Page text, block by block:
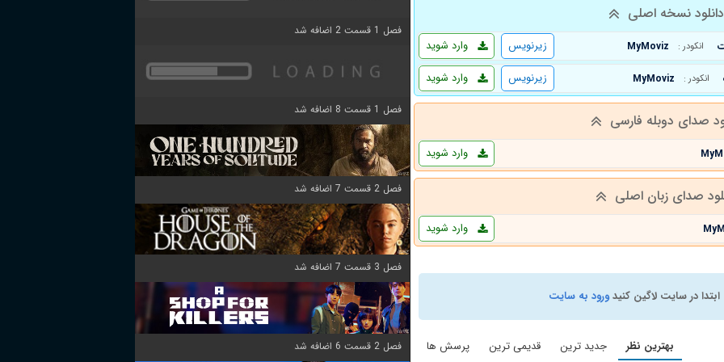
نسخه اصلی
انکودر : MyMoviz وارد شوید زیرنویس
انکودر : MyMoviz وارد شوید زیرنویس
صدای دوبله فارسی
وارد شوید
صدای زبان اصلی
وارد شوید
در سایت لاگین کنیدورود به سایت
بهترین نظر جدید ترین قدیمی ترین پرسش ها
فصل 1 قسمت 2 اضافه شد
فصل 1 قسمت 8 اضافه شد
فصل 2 قسمت 7 اضافه شد
فصل 3 قسمت 7 اضافه شد
فصل 2 قسمت 6 اضافه شد